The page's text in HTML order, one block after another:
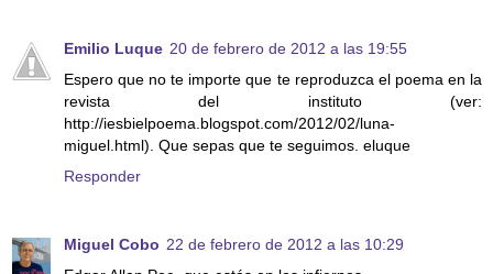
Emilio Luque 20 de febrero de 2012 a las 19:55
Espero que no te importe que te reproduzca el poema en la
revista del instituto (ver:
http://iesbielpoema.blogspot.com/2012/02/luna-
miguel.html). Que sepas que te seguimos. eluque
Responder
Miguel Cobo 22 de febrero de 2012 a las 10:29